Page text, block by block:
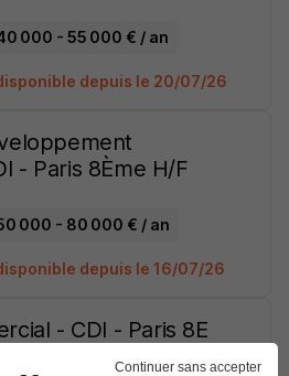
000 - 55 000 € / an
depuis le 20/07/26
- Paris 8Ème H/F
000 - 80 000 € / an
depuis le 16/07/26
- CDI - Paris 8E
Continuer sans accepter